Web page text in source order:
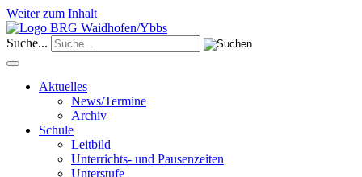
Weiter zum Inhalt
Suche...
Aktuelles
News/Termine
Archiv
Schule
Leitbild
Unterrichts- und Pausenzeiten
Unterstufe